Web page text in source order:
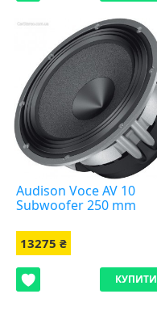
Audison Voce AV 10
Subwoofer 250 mm
13275 ₴
КУПИТИ